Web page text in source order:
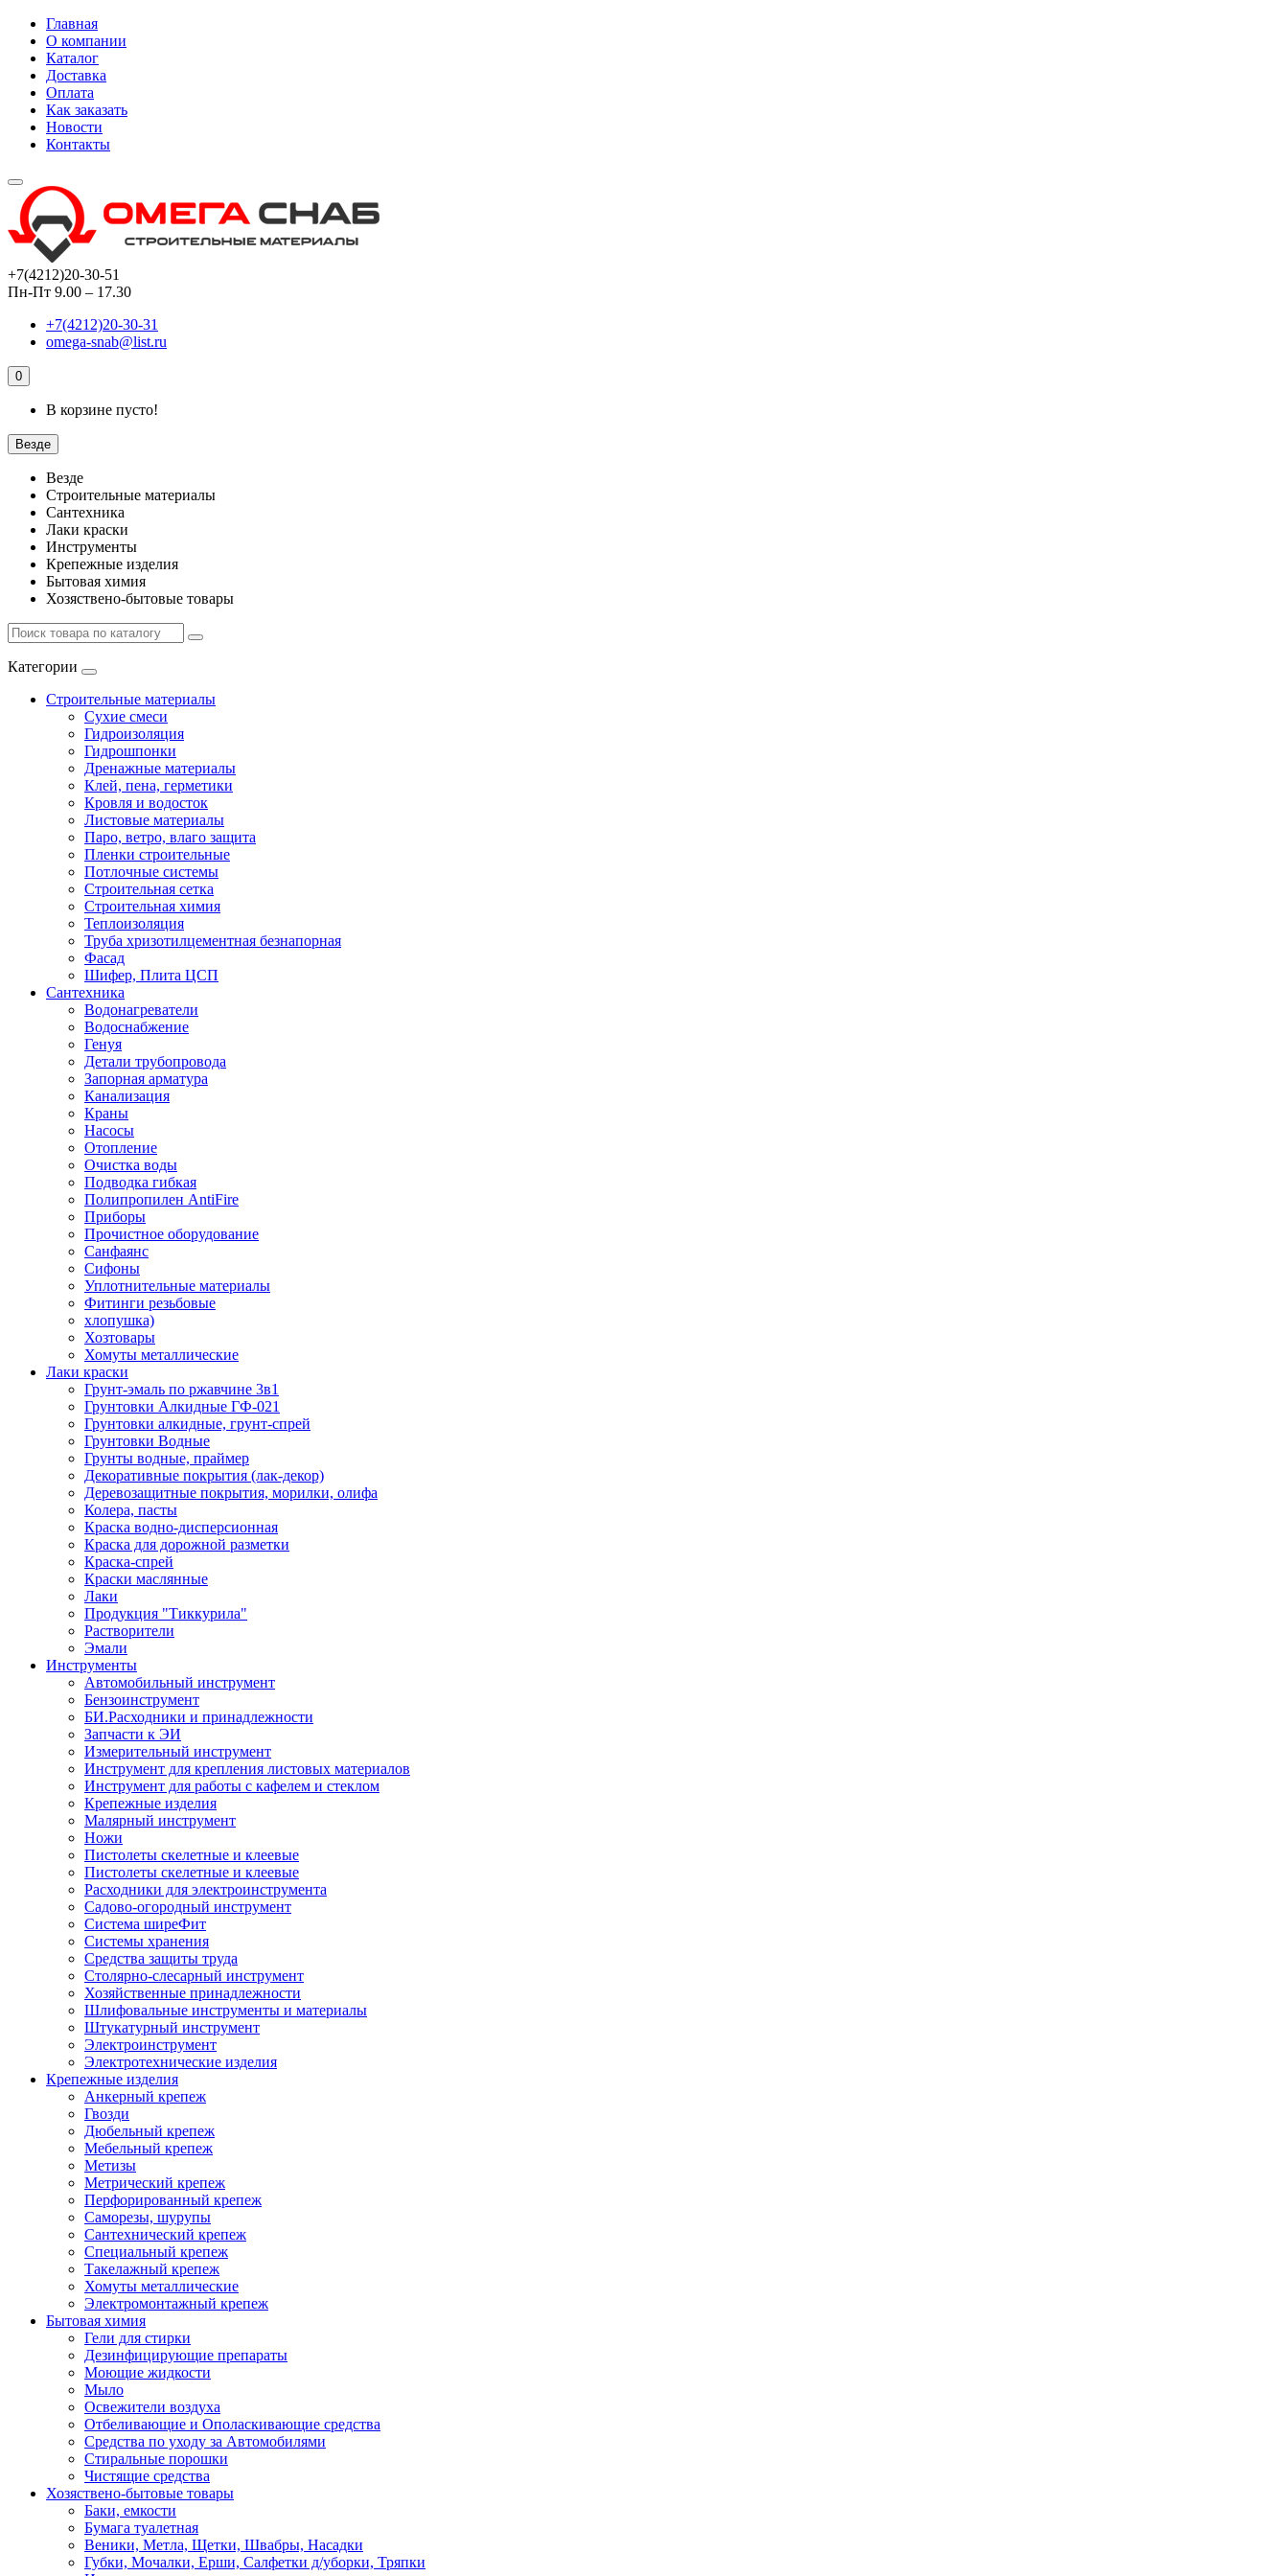
Главная
О компании
Каталог
Доставка
Оплата
Как заказать
Новости
Контакты
+7(4212)20-30-51
Пн-Пт 9.00 – 17.30
+7(4212)20-30-31
omega-snab@list.ru
0
В корзине пусто!
Везде
Везде
Строительные материалы
Сантехника
Лаки краски
Инструменты
Крепежные изделия
Бытовая химия
Хозяствено-бытовые товары
Категории
Строительные материалы
Сухие смеси
Гидроизоляция
Гидрошпонки
Дренажные материалы
Клей, пена, герметики
Кровля и водосток
Листовые материалы
Паро, ветро, влаго защита
Пленки строительные
Потлочные системы
Строительная сетка
Строительная химия
Теплоизоляция
Труба хризотилцементная безнапорная
Фасад
Шифер, Плита ЦСП
Сантехника
Водонагреватели
Водоснабжение
Генуя
Детали трубопровода
Запорная арматура
Канализация
Краны
Насосы
Отопление
Очистка воды
Подводка гибкая
Полипропилен AntiFire
Приборы
Прочистное оборудование
Санфаянс
Сифоны
Уплотнительные материалы
Фитинги резьбовые
хлопушка)
Хозтовары
Хомуты металлические
Лаки краски
Грунт-эмаль по ржавчине 3в1
Грунтовки Алкидные ГФ-021
Грунтовки алкидные, грунт-спрей
Грунтовки Водные
Грунты водные, праймер
Декоративные покрытия (лак-декор)
Деревозащитные покрытия, морилки, олифа
Колера, пасты
Краска водно-дисперсионная
Краска для дорожной разметки
Краска-спрей
Краски маслянные
Лаки
Продукция "Тиккурила"
Растворители
Эмали
Инструменты
Автомобильный инструмент
Бензоинструмент
БИ.Расходники и принадлежности
Запчасти к ЭИ
Измерительный инструмент
Инструмент для крепления листовых материалов
Инструмент для работы с кафелем и стеклом
Крепежные изделия
Малярный инструмент
Ножи
Пистолеты скелетные и клеевые
Пистолеты скелетные и клеевые
Расходники для электроинструмента
Садово-огородный инструмент
Система ширеФит
Системы хранения
Средства защиты труда
Столярно-слесарный инструмент
Хозяйственные принадлежности
Шлифовальные инструменты и материалы
Штукатурный инструмент
Электроинструмент
Электротехнические изделия
Крепежные изделия
Анкерный крепеж
Гвозди
Дюбельный крепеж
Мебельный крепеж
Метизы
Метрический крепеж
Перфорированный крепеж
Саморезы, шурупы
Сантехнический крепеж
Специальный крепеж
Такелажный крепеж
Хомуты металлические
Электромонтажный крепеж
Бытовая химия
Гели для стирки
Дезинфицирующие препараты
Моющие жидкости
Мыло
Освежители воздуха
Отбеливающие и Ополаскивающие средства
Средства по уходу за Автомобилями
Стиральные порошки
Чистящие средства
Хозяствено-бытовые товары
Баки, емкости
Бумага туалетная
Веники, Метла, Щетки, Швабры, Насадки
Губки, Мочалки, Ерши, Салфетки д/уборки, Тряпки